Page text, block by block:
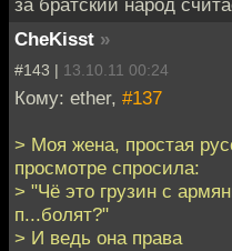
за братский народ
CheKisst »
#143 | 13.10.11 00:24
Кому: ether, #137
> Моя жена, простая
просмотре спросила:
> "Чё это грузин с
п...болят?"
> И ведь она права